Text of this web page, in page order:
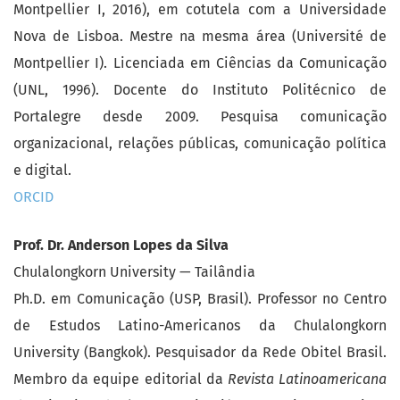
Montpellier I, 2016), em cotutela com a Universidade
Nova de Lisboa. Mestre na mesma área (Université de
Montpellier I). Licenciada em Ciências da Comunicação
(UNL, 1996). Docente do Instituto Politécnico de
Portalegre desde 2009. Pesquisa comunicação
organizacional, relações públicas, comunicação política
e digital.
ORCID
Prof. Dr. Anderson Lopes da Silva
Chulalongkorn University — Tailândia
Ph.D. em Comunicação (USP, Brasil). Professor no Centro
de Estudos Latino-Americanos da Chulalongkorn
University (Bangkok). Pesquisador da Rede Obitel Brasil.
Membro da equipe editorial da Revista Latinoamericana